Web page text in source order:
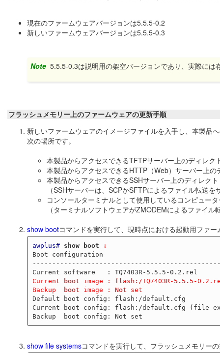
現在のファームウェアバージョンは5.5.5-0.2
新しいファームウェアバージョンは5.5.5-0.3
Note 5.5.5-0.3は説明用の架空バージョンであり、実際には
フラッシュメモリー上のファームウェアの更新手順
新しいファームウェアのイメージファイルを入手し、本製品
次の場所です。
本製品からアクセスできるTFTPサーバー上のディレク
本製品からアクセスできるHTTP（Web）サーバー上の
本製品からアクセスできるSSHサーバー上のディレク
（SSHサーバーは、SCPかSFTPによるファイル転送
コンソールターミナルとして使用しているコンピュー
（ターミナルソフトウェアがZMODEMによるファイ
show bootコマンドを実行して、現時点における起動用ファ
awplus# show boot ↓
Boot configuration
Current boot image : flash:/TQ7403R-5.5.5-
Backup  boot image : Not set
Default boot config: flash:/default.cfg
Current boot config: flash:/default.cfg (file
show file systemsコマンドを実行して、フラッシュメモリー